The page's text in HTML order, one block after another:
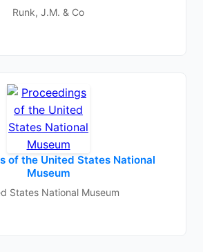
Runk, J.M. & Co
of the United States National
Museum
States National Museum